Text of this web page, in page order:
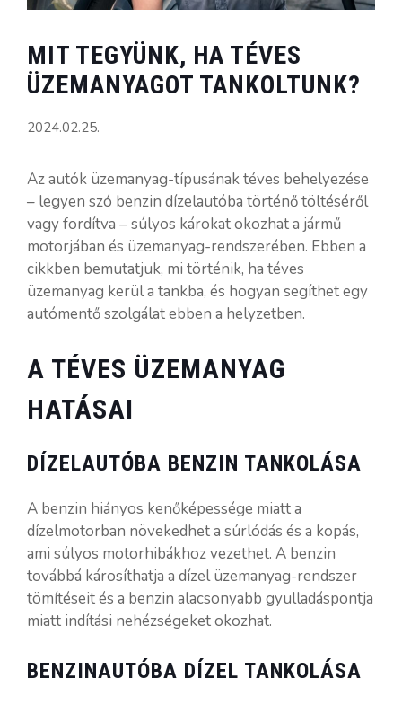
MIT TEGYÜNK, HA TÉVES
ÜZEMANYAGOT TANKOLTUNK?
2024.02.25.
Az autók üzemanyag-típusának téves behelyezése
– legyen szó benzin dízelautóba történő töltéséről
vagy fordítva – súlyos károkat okozhat a jármű
motorjában és üzemanyag-rendszerében. Ebben a
cikkben bemutatjuk, mi történik, ha téves
üzemanyag kerül a tankba, és hogyan segíthet egy
autómentő szolgálat ebben a helyzetben.
A TÉVES ÜZEMANYAG
HATÁSAI
DÍZELAUTÓBA BENZIN TANKOLÁSA
A benzin hiányos kenőképessége miatt a
dízelmotorban növekedhet a súrlódás és a kopás,
ami súlyos motorhibákhoz vezethet. A benzin
továbbá károsíthatja a dízel üzemanyag-rendszer
tömítéseit és a benzin alacsonyabb gyulladáspontja
miatt indítási nehézségeket okozhat.
BENZINAUTÓBA DÍZEL TANKOLÁSA